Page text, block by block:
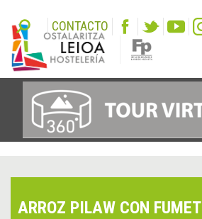
CONTACTO
ARROZ PILAW CON FUMET